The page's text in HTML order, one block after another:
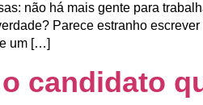
não há mais gente para
Parece estranho
um […]
candidato